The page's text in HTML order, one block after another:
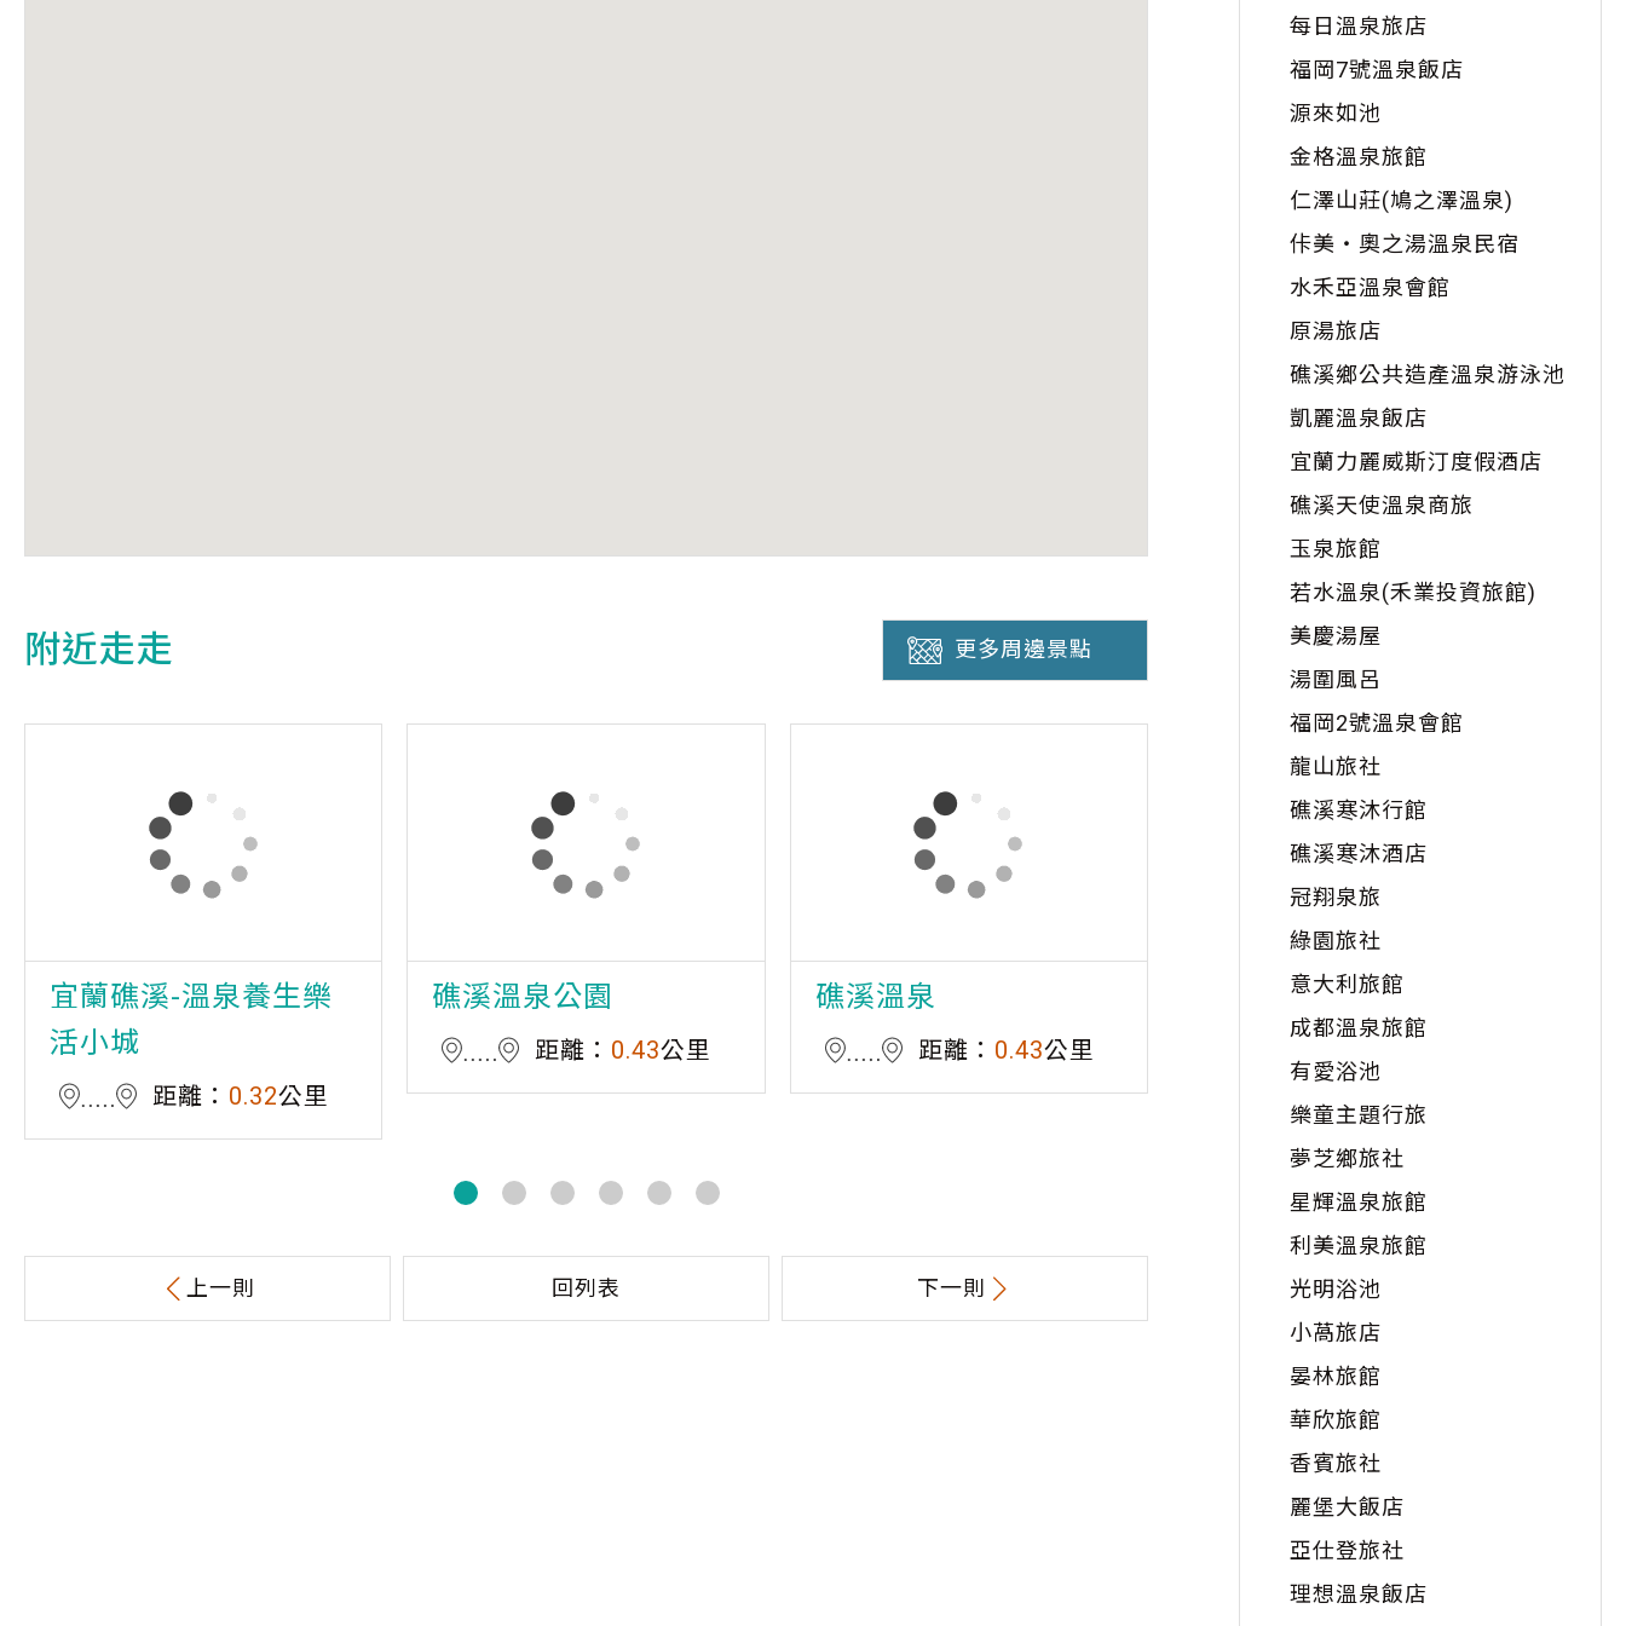
附近走走 更多周邊景點
宜蘭礁溪-溫泉養生樂
活小城
距離： 0.32公里
礁溪溫泉公園
距離： 0.43公里
礁溪溫泉
距離： 0.43公里
礁溪協天廟
上一則 回列表 下一則
每日溫泉旅店
福岡7號溫泉飯店
源來如池
金格溫泉旅館
仁澤山莊(鳩之澤溫泉)
佧美・奧之湯溫泉民宿
水禾亞溫泉會館
原湯旅店
礁溪鄉公共造產溫泉游泳池
凱麗溫泉飯店
宜蘭力麗威斯汀度假酒店
礁溪天使溫泉商旅
玉泉旅館
若水溫泉(禾業投資旅館)
美慶湯屋
湯圍風呂
福岡2號溫泉會館
龍山旅社
礁溪寒沐行館
礁溪寒沐酒店
冠翔泉旅
綠園旅社
意大利旅館
成都溫泉旅館
有愛浴池
樂童主題行旅
夢芝鄉旅社
星輝溫泉旅館
利美溫泉旅館
光明浴池
小萵旅店
晏林旅館
華欣旅館
香賓旅社
麗堡大飯店
亞仕登旅社
理想溫泉飯店